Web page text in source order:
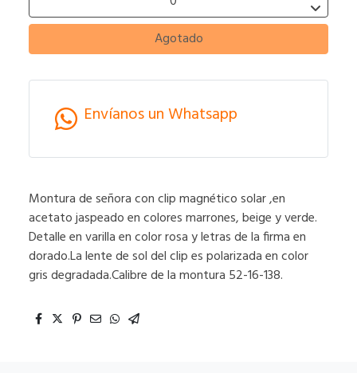
Agotado
Envíanos un Whatsapp
Montura de señora con clip magnético solar ,en
acetato jaspeado en colores marrones, beige y verde.
Detalle en varilla en color rosa y letras de la firma en
dorado.La lente de sol del clip es polarizada en color
gris degradada.Calibre de la montura 52-16-138.